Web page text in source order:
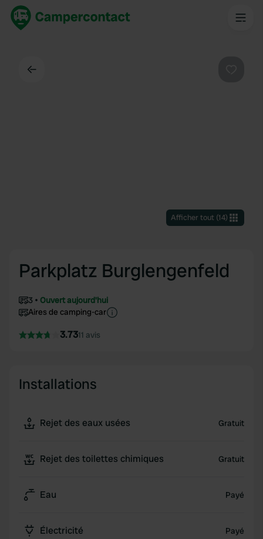
Afficher tout(14)
Parkplatz Burglengenfeld
3
Ouvert aujourd'hui
Aires de camping-car
3.7311 avis
Installations
Rejet des eaux usées Gratuit
Rejet des toilettes chimiques Gratuit
Eau Payé
Électricité Payé